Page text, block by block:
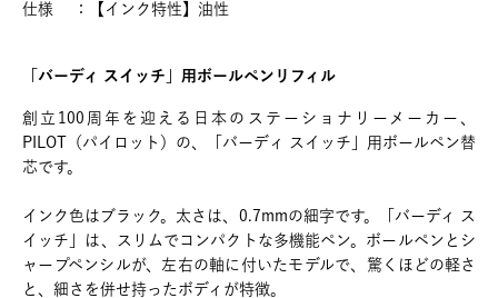
仕様 ：【インク特性】油性
「バーディ スイッチ」用ボールペンリフィル
創立100周年を迎える日本のステーショナリーメーカー、
PILOT（パイロット）の、「バーディ スイッチ」用ボールペン替
芯です。
インク色はブラック。太さは、0.7mmの細字です。「バーディ ス
イッチ」は、スリムでコンパクトな多機能ペン。ボールペンとシ
ャープペンシルが、左右の軸に付いたモデルで、驚くほどの軽さ
と、細さを併せ持ったボディが特徴。